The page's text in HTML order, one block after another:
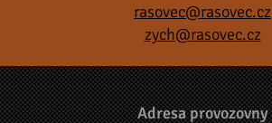
rasovec@rasovec.cz
zych@rasovec.cz
Adresa provozovny